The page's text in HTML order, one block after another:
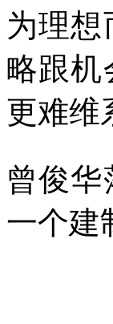
为理
略跟机
更难维
曾俊
一个建